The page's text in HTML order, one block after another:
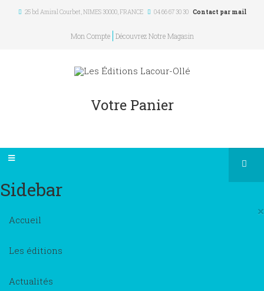
25 bd Amiral Courbet, NIMES 30000,FRANCE 04 66 67 30 30 Contact par mail
Mon Compte Découvrez Notre Magasin
Votre Panier
Sidebar
×
Accueil
Les éditions
Actualités